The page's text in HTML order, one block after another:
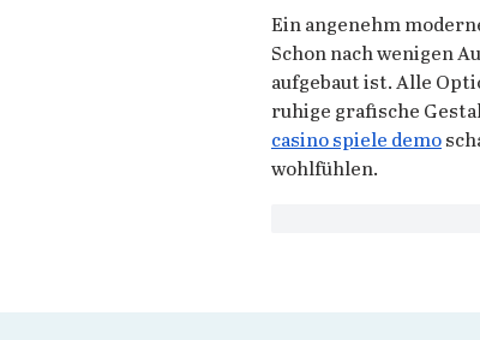
Ein angenehm
Schon nach wenigen
aufgebaut ist. Alle
ruhige grafische
casino spiele demo
wohlfühlen.